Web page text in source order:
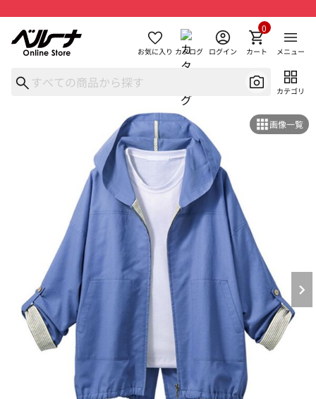
お気に入り カタログ ログイン カート
0
メニュー
カテゴリ
画像一覧